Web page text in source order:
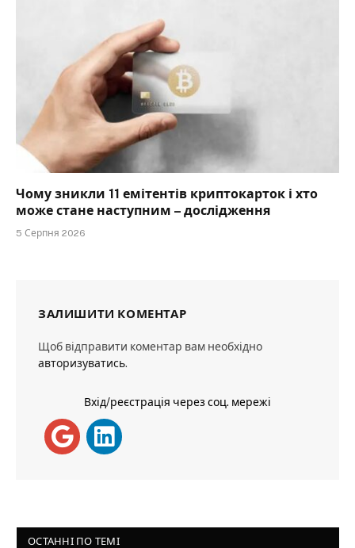
Чому зникли 11 емітентів криптокарток і хто
може стане наступним – дослідження
5 Серпня 2026
ЗАЛИШИТИ КОМЕНТАР
Щоб відправити коментар вам необхідно
авторизуватись.
Вхід/реєстрація через соц. мережі
ОСТАННІ ПО ТЕМІ